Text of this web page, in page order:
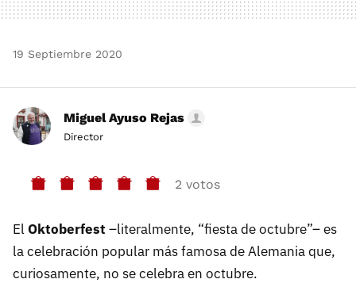
19 Septiembre 2020
Miguel Ayuso Rejas
Director
2 votos
El Oktoberfest –literalmente, “fiesta de octubre”– es
la celebración popular más famosa de Alemania que,
curiosamente, no se celebra en octubre.